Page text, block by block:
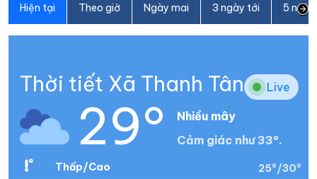
Hiện tại Theo giờ Ngày mai 3 ngày tới 5
Thời tiết Xã Thanh Tân Live
29°
Nhiều mây
Cảm giác như 33°.
Thấp/Cao
25°/30°